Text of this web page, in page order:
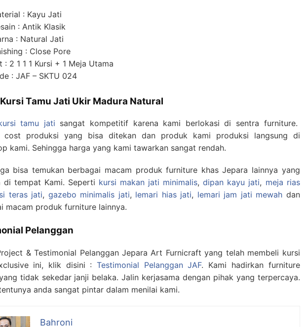
: Kayu Jati
: Antik Klasik
: Natural Jati
: Close Pore
: 2 1 1 1 Kursi + 1 Meja Utama
: JAF – SKTU 024
Tamu Jati Ukir Madura Natural
tamu jati sangat kompetitif karena kami berlokasi di sentra furniture.
cost produksi yang bisa ditekan dan produk kami produksi langsung di
kami. Sehingga harga yang kami tawarkan sangat rendah.
bisa temukan berbagai macam produk furniture khas Jepara lainnya yang
di tempat Kami. Seperti kursi makan jati minimalis,dipan kayu jati, meja rias
teras jati, gazebo minimalis jati, lemari hias jati, lemari jam jati mewah dan
macam produk furniture lainnya.
Pelanggan
& Testimonial Pelanggan Jepara Art Furnicraft yang telah membeli kursi
ini, klik disini :Testimonial Pelanggan JAF. Kami hadirkan furniture
tidak sekedar janji belaka. Jalin kerjasama dengan pihak yang terpercaya.
anda sangat pintar dalam menilai kami.
Bahroni